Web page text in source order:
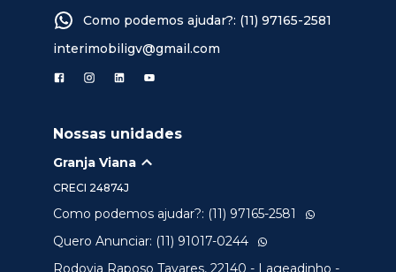
Como podemos ajudar?: (11) 97165-2581
interimobiligv@gmail.com
Nossas unidades
Granja Viana
CRECI 24874J
Como podemos ajudar?: (11) 97165-2581
Quero Anunciar: (11) 91017-0244